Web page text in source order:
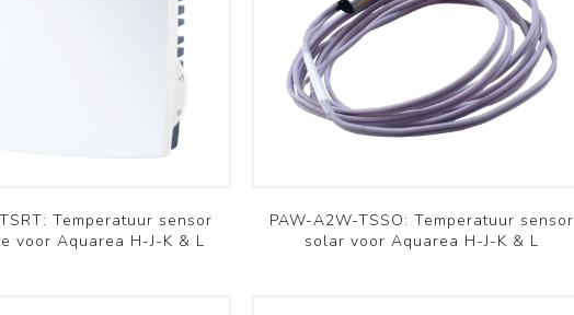
Montagebeugels - Voeten
Temperatuur sensor
voor Aquarea H-J-K & L
PAW-A2W-TSSO: Temperatuur sensor
solar voor Aquarea H-J-K & L